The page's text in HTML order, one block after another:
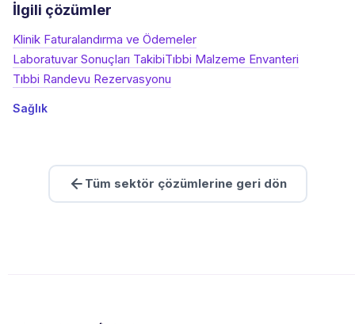
İlgili çözümler
Klinik Faturalandırma ve Ödemeler
Laboratuvar Sonuçları TakibiTıbbi Malzeme Envanteri
Tıbbi Randevu Rezervasyonu
Sağlık
Tüm sektör çözümlerine geri dön